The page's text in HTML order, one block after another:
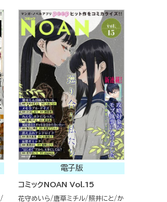
電子版
コミックNOAN Vol.15
花守めいら 唐草ミチル 照井にと
か